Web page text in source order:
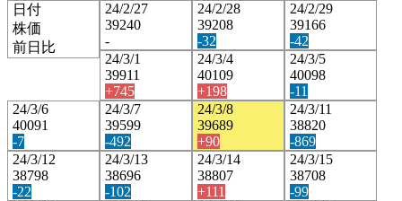
日付
株価
前日比
24/2/27
39240
-
24/2/28
39208
-32
24/2/29
39166
-42
24/3/1
39911
+745
24/3/4
40109
+198
24/3/5
40098
-11
24/3/6
40091
-7
24/3/7
39599
-492
24/3/8
39689
+90
24/3/11
38820
-869
24/3/12
38798
-22
24/3/13
38696
-102
24/3/14
38807
+111
24/3/15
38708
-99